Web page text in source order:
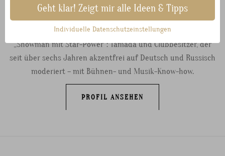
Di Live
„Showman mit Star-Power“: Tamada und Clubbesitzer, der
seit über sechs Jahren akzentfrei auf Deutsch und Russisch
moderiert – mit Bühnen- und Musik-Know-how.
PROFIL ANSEHEN
Geht klar! Zeigt mir alle Ideen & Tipps
Individuelle Datenschutzeinstellungen